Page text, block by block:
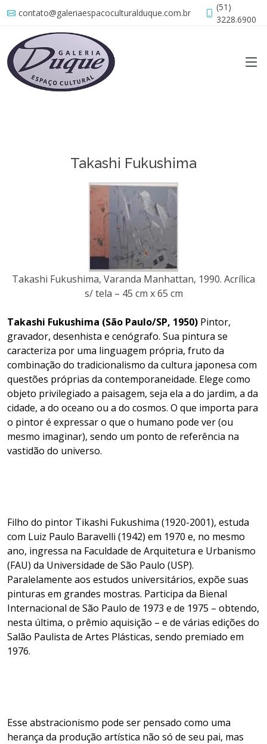
contato@galeriaespacoculturalduque.com.br
(51)
3228.6900
Takashi Fukushima
Takashi Fukushima, Varanda Manhattan, 1990. Acrílica
s/ tela – 45 cm x 65 cm
Takashi Fukushima (São Paulo/SP, 1950) Pintor,
gravador, desenhista e cenógrafo. Sua pintura se
caracteriza por uma linguagem própria, fruto da
combinação do tradicionalismo da cultura japonesa com
questões próprias da contemporaneidade. Elege como
objeto privilegiado a paisagem, seja ela a do jardim, a da
cidade, a do oceano ou a do cosmos. O que importa para
o pintor é expressar o que o humano pode ver (ou
mesmo imaginar), sendo um ponto de referência na
vastidão do universo.
Filho do pintor Tikashi Fukushima (1920-2001), estuda
com Luiz Paulo Baravelli (1942) em 1970 e, no mesmo
ano, ingressa na Faculdade de Arquitetura e Urbanismo
(FAU) da Universidade de São Paulo (USP).
Paralelamente aos estudos universitários, expõe suas
pinturas em grandes mostras. Participa da Bienal
Internacional de São Paulo de 1973 e de 1975 – obtendo,
nesta última, o prêmio aquisição – e de várias edições do
Salão Paulista de Artes Plásticas, sendo premiado em
1976.
Esse abstracionismo pode ser pensado como uma
herança da produção artística não só de seu pai, mas